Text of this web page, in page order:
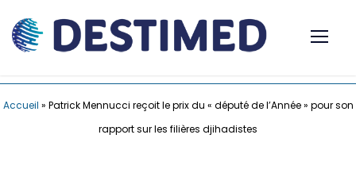
Accueil » Patrick Mennucci reçoit le prix du « député de l’Année » pour son
rapport sur les filières djihadistes